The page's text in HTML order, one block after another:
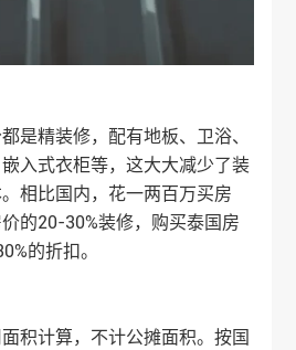
是精装修，配有地板、卫浴、
入式衣柜等，这大大减少了装
相比国内，花一两百万买房
的20-30%装修，购买泰国房
的折扣。
积计算，不计公摊面积。按国